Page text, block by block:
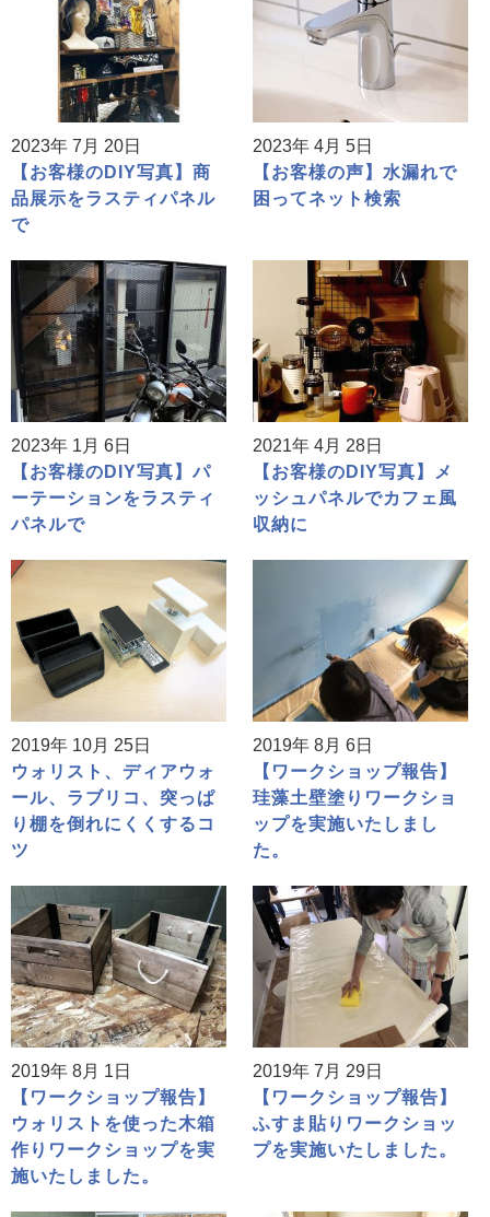
2023年 7月 20日
【お客様のDIY写真】商
品展示をラスティパネル
で
2023年 4月 5日
【お客様の声】水漏れで
困ってネット検索
2023年 1月 6日
【お客様のDIY写真】パ
ーテーションをラスティ
パネルで
2021年 4月 28日
【お客様のDIY写真】メ
ッシュパネルでカフェ風
収納に
2019年 10月 25日
ウォリスト、ディアウォ
ール、ラブリコ、突っぱ
り棚を倒れにくくするコ
ツ
2019年 8月 6日
【ワークショップ報告】
珪藻土壁塗りワークショ
ップを実施いたしまし
た。
2019年 8月 1日
【ワークショップ報告】
ウォリストを使った木箱
作りワークショップを実
施いたしました。
2019年 7月 29日
【ワークショップ報告】
ふすま貼りワークショッ
プを実施いたしました。